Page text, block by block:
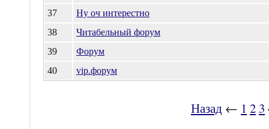
37
Ну оч интерестно
38
Читабельный форум
39
Форум
40
vip.форум
Назад ← 1 2 3